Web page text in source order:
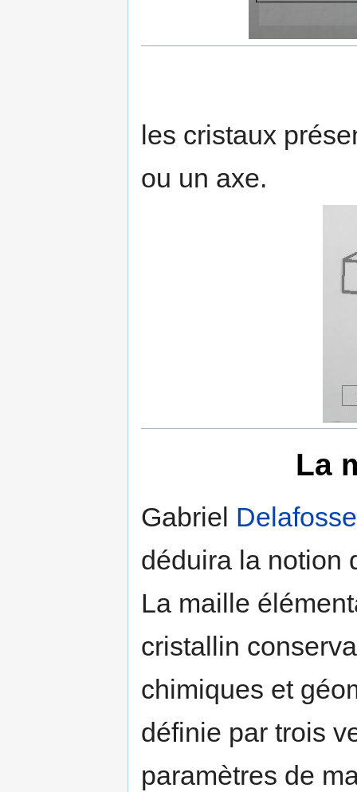
les cristaux
ou un axe.
La
Gabriel Delafosse
déduira la notion
La maille
cristallin
chimiques et
définie par trois
paramètres de